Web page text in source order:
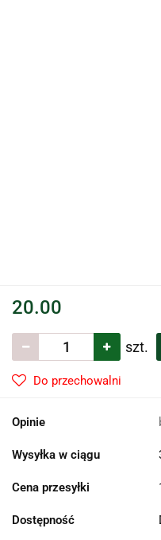
20.00
szt.
Do przechowalni
Opinie
Wysyłka w ciągu
Cena przesyłki
Dostępność